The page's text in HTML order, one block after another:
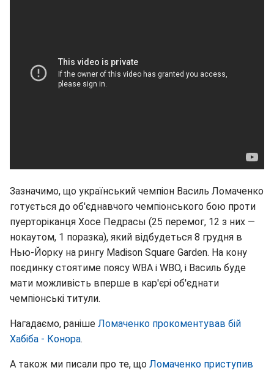
Зазначимо, що український чемпіон Василь Ломаченко
готується до об'єднавчого чемпіонського бою проти
пуерторіканця Хосе Педрасы (25 перемог, 12 з них —
нокаутом, 1 поразка), який відбудеться 8 грудня в
Нью-Йорку на рингу Madison Square Garden. На кону
поєдинку стоятиме поясу WBA і WBO, і Василь буде
мати можливість вперше в кар'єрі об'єднати
чемпіонські титули.
Нагадаємо, раніше Ломаченко прокоментував бій
Хабіба - Конора.
А також ми писали про те, що Ломаченко приступив